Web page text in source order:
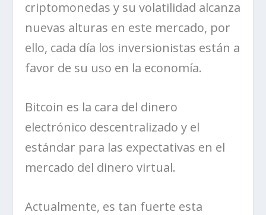
criptomonedas y su volatilidad alcanza
nuevas alturas en este mercado, por
ello, cada día los inversionistas están a
favor de su uso en la economía.
Bitcoin es la cara del dinero
electrónico descentralizado y el
estándar para las expectativas en el
mercado del dinero virtual.
Actualmente, es tan fuerte esta